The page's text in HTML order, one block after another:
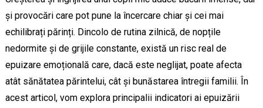
și provocări care pot pune la încercare chiar și cei mai
echilibrați părinți. Dincolo de rutina zilnică, de nopțile
nedormite și de grijile constante, există un risc real de
epuizare emoțională care, dacă este neglijat, poate afecta
atât sănătatea părintelui, cât și bunăstarea întregii familii. În
acest articol, vom explora principalii indicatori ai epuizării